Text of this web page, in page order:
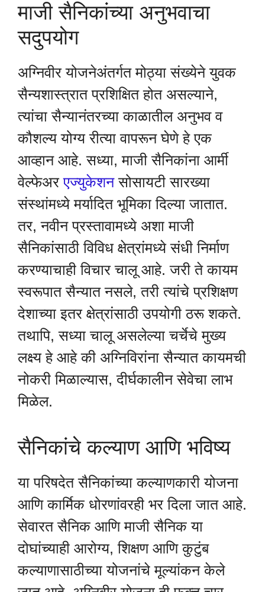
माजी सैनिकांच्या अनुभवाचा
सदुपयोग
अग्निवीर योजनेअंतर्गत मोठ्या संख्येने युवक
सैन्यशास्त्रात प्रशिक्षित होत असल्याने,
त्यांचा सैन्यानंतरच्या काळातील अनुभव व
कौशल्य योग्य रीत्या वापरून घेणे हे एक
आव्हान आहे. सध्या, माजी सैनिकांना आर्मी
वेल्फेअरएज्युकेशनसोसायटी सारख्या
संस्थांमध्ये मर्यादित भूमिका दिल्या जातात.
तर, नवीन प्रस्तावामध्ये अशा माजी
सैनिकांसाठी विविध क्षेत्रांमध्ये संधी निर्माण
करण्याचाही विचार चालू आहे. जरी ते कायम
स्वरूपात सैन्यात नसले, तरी त्यांचे प्रशिक्षण
देशाच्या इतर क्षेत्रांसाठी उपयोगी ठरू शकते.
तथापि, सध्या चालू असलेल्या चर्चेचे मुख्य
लक्ष्य हे आहे की अग्निविरांना सैन्यात कायमची
नोकरी मिळाल्यास, दीर्घकालीन सेवेचा लाभ
मिळेल.
सैनिकांचे कल्याण आणि भविष्य
या परिषदेत सैनिकांच्या कल्याणकारी योजना
आणि कार्मिक धोरणांवरही भर दिला जात आहे.
सेवारत सैनिक आणि माजी सैनिक या
दोघांच्याही आरोग्य, शिक्षण आणि कुटुंब
कल्याणासाठीच्या योजनांचे मूल्यांकन केले